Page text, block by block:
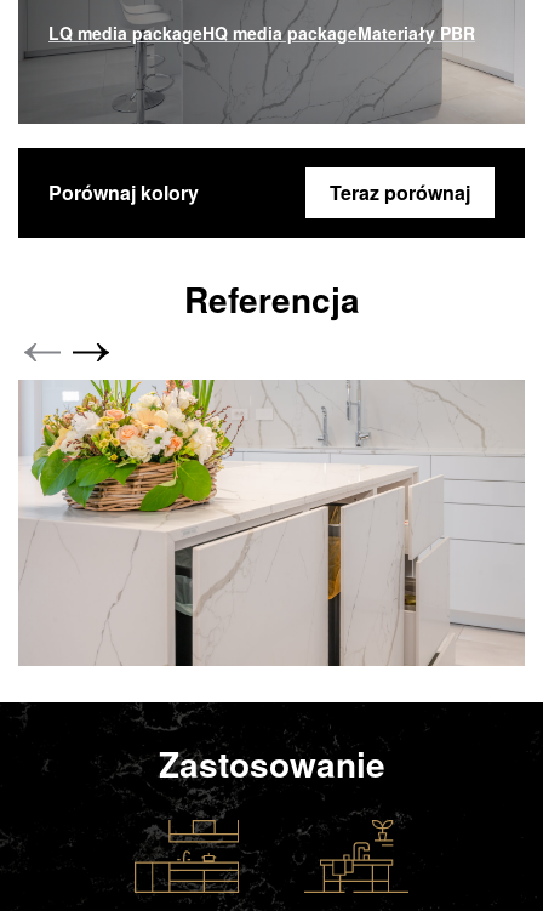
LQ media packageHQ media packageMateriały PBR
Porównaj kolory Teraz porównaj
Referencja
Zastosowanie